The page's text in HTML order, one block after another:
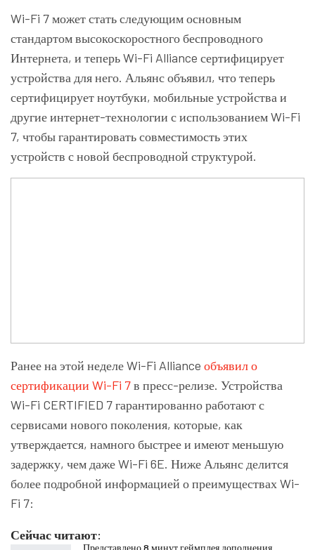
Wi-Fi 7 может стать следующим основным
стандартом высокоскоростного беспроводного
Интернета, и теперь Wi-Fi Alliance сертифицирует
устройства для него. Альянс объявил, что теперь
сертифицирует ноутбуки, мобильные устройства и
другие интернет-технологии с использованием Wi-Fi
7, чтобы гарантировать совместимость этих
устройств с новой беспроводной структурой.
Ранее на этой неделе Wi-Fi Alliance объявил о
сертификации Wi-Fi 7в пресс-релизе. Устройства
Wi-Fi CERTIFIED 7 гарантированно работают с
сервисами нового поколения, которые, как
утверждается, намного быстрее и имеют меньшую
задержку, чем даже Wi-Fi 6E. Ниже Альянс делится
более подробной информацией о преимуществах Wi-
Fi 7:
Сейчас читают:
Представлено 8 минут геймплея дополнения